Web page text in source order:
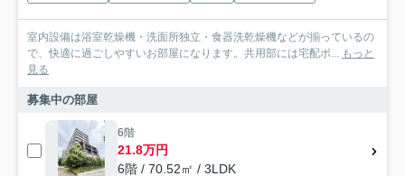
室内設備は浴室乾燥機・洗面所独立・食器洗乾燥機などが揃っているの
で、快適に過ごしやすいお部屋になります。共用部には宅配ボ...
もっと
見る
募集中の部屋
6階
21.8万円
6階 / 70.52㎡ / 3LDK